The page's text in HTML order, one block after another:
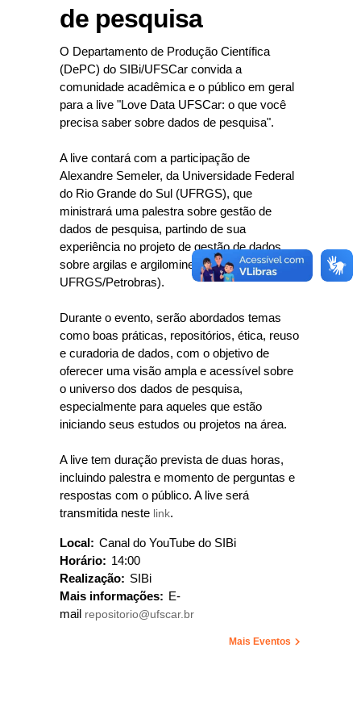
de pesquisa
O Departamento de Produção Científica
(DePC) do SIBi/UFSCar convida a
comunidade acadêmica e o público em geral
para a live "Love Data UFSCar: o que você
precisa saber sobre dados de pesquisa".
A live contará com a participação de
Alexandre Semeler, da Universidade Federal
do Rio Grande do Sul (UFRGS), que
ministrará uma palestra sobre gestão de
dados de pesquisa, partindo de sua
experiência no projeto de gestão de dados
sobre argilas e argilominerais (parceria
UFRGS/Petrobras).
Durante o evento, serão abordados temas
como boas práticas, repositórios, ética, reuso
e curadoria de dados, com o objetivo de
oferecer uma visão ampla e acessível sobre
o universo dos dados de pesquisa,
especialmente para aqueles que estão
iniciando seus estudos ou projetos na área.
A live tem duração prevista de duas horas,
incluindo palestra e momento de perguntas e
respostas com o público. A live será
transmitida neste link.
Local: Canal do YouTube do SIBi
Horário: 14:00
Realização: SIBi
Mais informações: E-
mail repositorio@ufscar.br
Mais Eventos